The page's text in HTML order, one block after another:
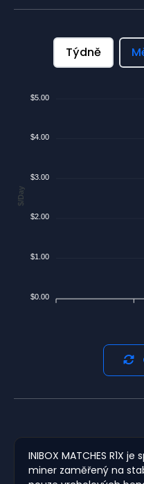
Týdně
$5.00
$4.00
$3.00
$2.00
$1.00
$0.00
$/Day
INIBOX MATCHES R1X
miner zaměřený na